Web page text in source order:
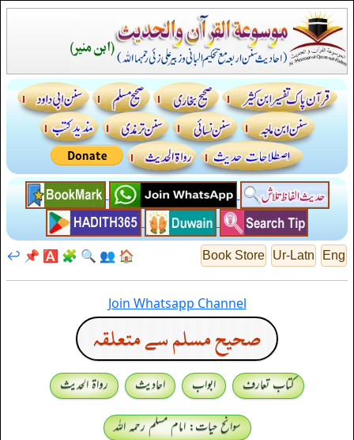
Eng
Ur-Latn
Book Store
🏠
👥
🔍
🧩
🅰️
📌
↩️
Join Whatsapp Channel
صحيح مسلم سے متعلقہ
کتاب تعارف ابواب احادیث
رواۃ الحدیث
سوانح حیات: امام مسلم رحمہ اللہ